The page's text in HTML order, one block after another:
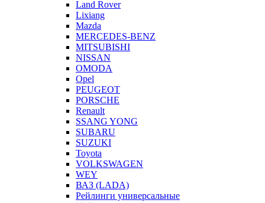
Land Rover
Lixiang
Mazda
MERCEDES-BENZ
MITSUBISHI
NISSAN
OMODA
Opel
PEUGEOT
PORSCHE
Renault
SSANG YONG
SUBARU
SUZUKI
Toyota
VOLKSWAGEN
WEY
ВАЗ (LADA)
Рейлинги универсальные